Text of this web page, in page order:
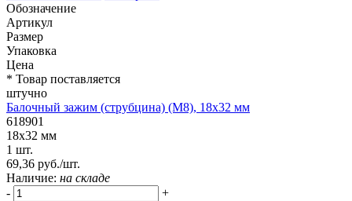
Обозначение
Артикул
Размер
Упаковка
Цена
* Товар поставляется
штучно
Балочный зажим (струбцина) (М8), 18х32 мм
618901
18х32 мм
1 шт.
69,36 руб./шт.
Наличие: на складе
-
+